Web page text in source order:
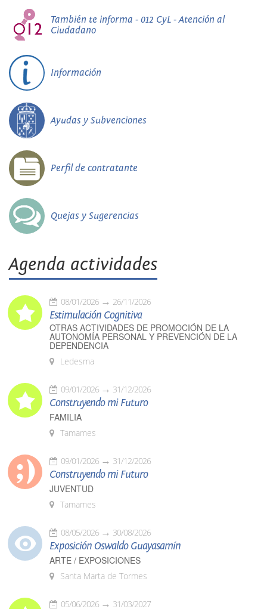
También te informa - 012 CyL - Atención al
Ciudadano
Información
Ayudas y Subvenciones
Perfil de contratante
Quejas y Sugerencias
Agenda actividades
08/01/2026 26/11/2026
Estimulación Cognitiva
OTRAS ACTIVIDADES DE PROMOCIÓN DE LA
AUTONOMÍA PERSONAL Y PREVENCIÓN DE LA
DEPENDENCIA
Ledesma
09/01/2026 31/12/2026
Construyendo mi Futuro
FAMILIA
Tamames
09/01/2026 31/12/2026
Construyendo mi Futuro
JUVENTUD
Tamames
08/05/2026 30/08/2026
Exposición Oswaldo Guayasamín
ARTE / EXPOSICIONES
Santa Marta de Tormes
05/06/2026 31/03/2027